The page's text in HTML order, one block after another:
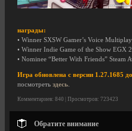
награды:
• Winner SXSW Gamer’s Voice
• Winner Indie Game of the Show EGX
• Nominee “Better With Friends” Steam
Игра обновлена с версии 1.27.1685
посмотреть здесь
Комментариев: 840 | Просмотров: 723423
Обратите внимание